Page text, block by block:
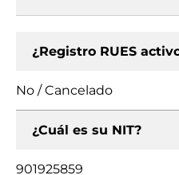
¿Registro RUES
No / Cancelado
¿Cuál es su NIT?
901925859